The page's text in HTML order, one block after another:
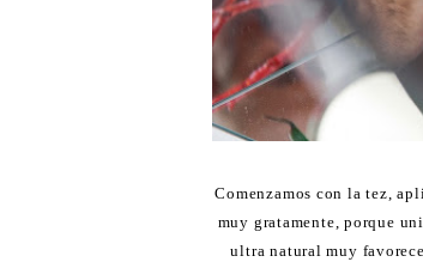
Comenzamos con la tez,
muy gratamente, porque
ultra natural muy